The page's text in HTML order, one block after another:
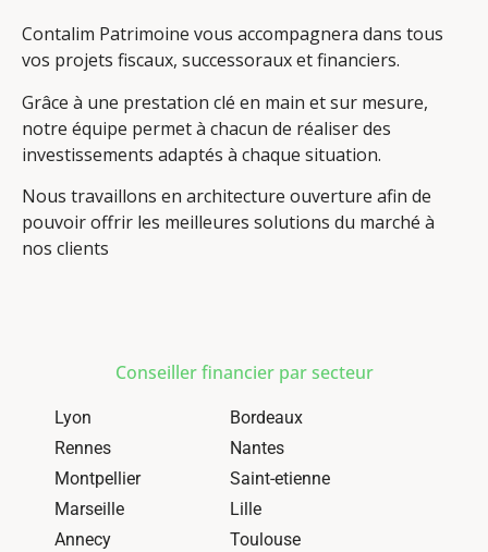
Contalim Patrimoine vous accompagnera dans tous
vos projets fiscaux, successoraux et financiers.
Grâce à une prestation clé en main et sur mesure,
notre équipe permet à chacun de réaliser des
investissements adaptés à chaque situation.
Nous travaillons en architecture ouverture afin de
pouvoir offrir les meilleures solutions du marché à
nos clients
Conseiller financier par secteur
Lyon
Bordeaux
Rennes
Nantes
Montpellier
Saint-etienne
Marseille
Lille
Annecy
Toulouse